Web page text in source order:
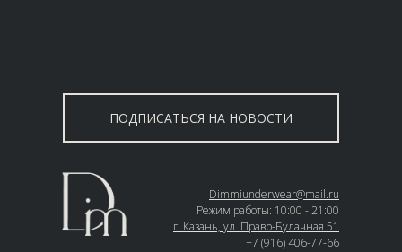
ПОДПИСАТЬСЯ НА НОВОСТИ
Dimmiunderwear@mail.ru
Режим работы: 10:00 - 21:00
г. Казань, ул. Право-Булачная 51
+7 (916) 406-77-66